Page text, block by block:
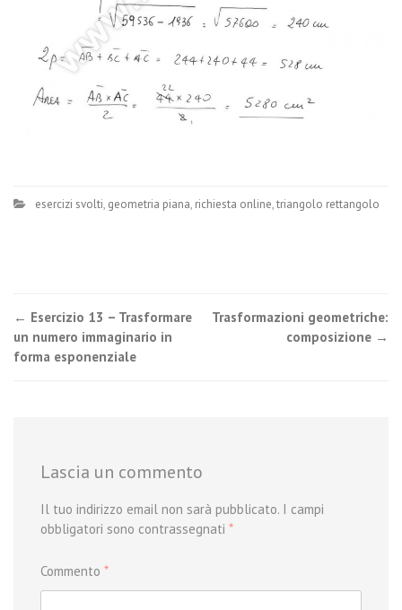
esercizi svolti, geometria piana, richiesta online,triangolo rettangolo
Post
navigation
← Esercizio 13 – Trasformare
un numero immaginario in
forma esponenziale
Trasformazioni geometriche:
composizione →
Lascia un commento
Il tuo indirizzo email non sarà pubblicato. I campi
obbligatori sono contrassegnati *
Commento *